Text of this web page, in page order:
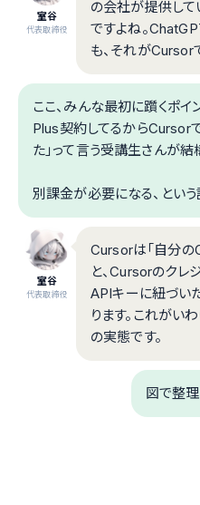
室谷
代表取締役
の会社が提供して
ですよね。
も、それがCursor
ここ、みんな最初に躓くポイ
Plus契約してるからCursor
た」って言う受講生さんが結
別課金が必要になる、という
室谷
代表取締役
Cursorは「自分の
と、Cursorのクレ
APIキーに紐づい
ります。これがい
の実態です。
図で整理